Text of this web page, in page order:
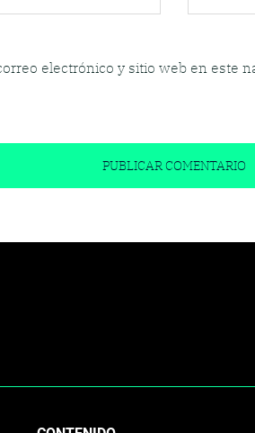
electrónico y sitio web en este